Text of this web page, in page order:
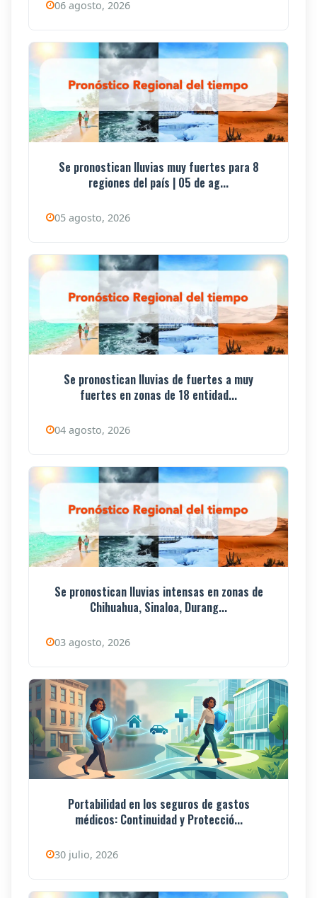
06 agosto, 2026
Se pronostican lluvias muy fuertes para 8
regiones del país | 05 de ag...
05 agosto, 2026
Se pronostican lluvias de fuertes a muy
fuertes en zonas de 18 entidad...
04 agosto, 2026
Se pronostican lluvias intensas en zonas de
Chihuahua, Sinaloa, Durang...
03 agosto, 2026
Portabilidad en los seguros de gastos
médicos: Continuidad y Protecció...
30 julio, 2026